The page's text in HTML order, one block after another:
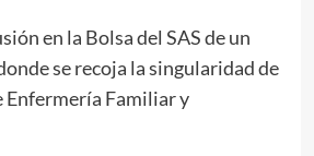
en la Bolsa del SAS de un
se recoja la singularidad de
Enfermería Familiar y